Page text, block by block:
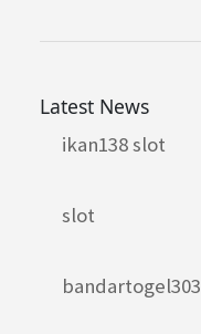
Latest News
ikan138 slot
slot
bandartogel303